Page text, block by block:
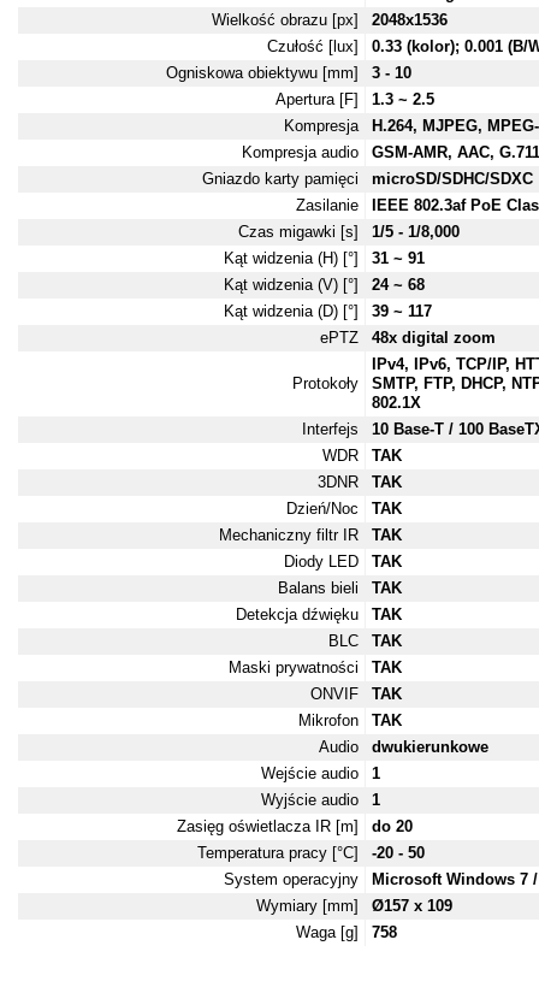
Wielkość obrazu [px]
2048x1536
Czułość [lux]
0.33 (kolor); 0.001 (B/
Ogniskowa obiektywu [mm]
3 - 10
Apertura [F]
1.3 ~ 2.5
Kompresja
H.264, MJPEG,
Kompresja audio
GSM-AMR, AAC, G.711
Gniazdo karty pamięci
microSD/SDHC/SDXC
Zasilanie
IEEE 802.3af PoE
Czas migawki [s]
1/5 - 1/8,000
Kąt widzenia (H) [°]
31 ~ 91
Kąt widzenia (V) [°]
24 ~ 68
Kąt widzenia (D) [°]
39 ~ 117
ePTZ
48x digital zoom
Protokoły
IPv4, IPv6, TCP/IP,
SMTP, FTP, DHCP,
802.1X
Interfejs
10 Base-T / 100
WDR
TAK
3DNR
TAK
Dzień/Noc
TAK
Mechaniczny filtr IR
TAK
Diody LED
TAK
Balans bieli
TAK
Detekcja dźwięku
TAK
BLC
TAK
Maski prywatności
TAK
ONVIF
TAK
Mikrofon
TAK
Audio
dwukierunkowe
Wejście audio
1
Wyjście audio
1
Zasięg oświetlacza IR [m]
do 20
Temperatura pracy [°C]
-20 - 50
System operacyjny
Microsoft Windows 7
Wymiary [mm]
Ø157 x 109
Waga [g]
758